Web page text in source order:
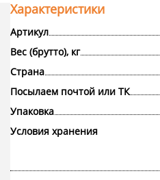
Характеристики
Артикул
Вес (брутто), кг
Страна
Посылаем почтой или ТК
Упаковка
Условия хранения